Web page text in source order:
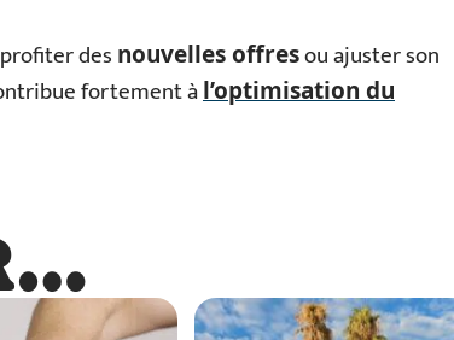
des nouvelles offresou ajuster son
fortement àl’optimisation du